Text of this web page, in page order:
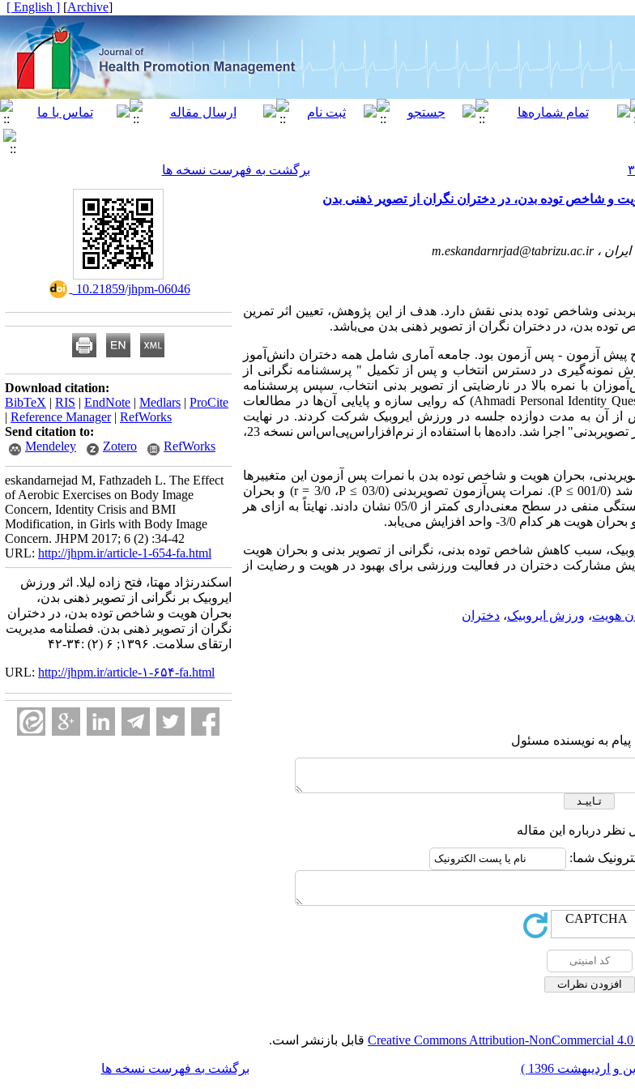
[
Archive
]
[ English ]
برگشت به فهرست نسخه ها
و شاخص توده بدن، در دختران نگران از تصویر ذهنی بدن
،m.eskandarnrjad@tabrizu.ac.ir
وشاخص توده بدنی نقش دارد. هدف از این پژوهش، تعیین اثر تمرین
توده بدن، در دختران نگران از تصویر ذهنی بدن می‌باشد.
آزمون - پس آزمون بود. جامعه آماری شامل همه دختران دانش‌آموز
در سال 1394 بودند، که به روش نمونه‌گیری در دسترس انتخاب و پس از تکمیل " پرسشنامه نگرانی از
با نمره بالا در نارضایتی از تصویر بدنی انتخاب، سپس پرسشنامه
Ahmadi Personal Identity) که روایی سازه و پایایی آن‌ها در مطالعات
از آن به مدت دوازده جلسه در ورزش ایروبیک شرکت کردند. در نهایت
پس‌آزمون "هویت شخصی احمدی" و "پرسشنامه نگرانی از تصویربدنی" اجرا شد. داده‌ها با استفاده از نرم‌افزاراس‌پی‌اس‌اس نسخه 23،
بحران هویت و شاخص توده بدن با نمرات پس آزمون این متغییرها
0 ≥
P). نمرات پس‌آزمون تصویربدنی (03/0 ≥ P، 3/0 = r) و بحران
) با تغییرات شاخص توده بدن همبستگی منفی در سطح معنی‌داری کمتر از 05/0 نشان دادند. نهایتاً به ازای هر
3/0- واحد افزایش می‌یابد.
سبب کاهش شاخص توده بدنی، نگرانی از تصویر بدنی و بحران هویت
مشارکت دختران در فعالیت ورزشی برای بهبود در هویت و رضایت از
هویت، ورزش ایروبیک، دختران
پیام به نویسنده مسئول
نظر درباره این مقاله
شما:
‎ 10.21859/jhpm-06046
Download citation:
BibTeX | RIS | EndNote | Medlars | ProCite
| Reference Manager| RefWorks
Send citation to:
Mendeley
Zotero RefWorks
eskandarnejad M, Fathzadeh L. The Effect
of Aerobic Exercises on Body Image
Concern, Identity Crisis and BMI
Modification, in Girls with Body Image
Concern. JHPM 2017; 6 (2) :34-42
URL: http://jhpm.ir/article-1-654-fa.html
اسکندرنژاد مهتا، فتح زاده لیلا. اثر ورزش
ایروبیک بر نگرانی از تصویر ذهنی بدن،
بحران هویت و شاخص توده بدن، در دختران
نگران از تصویر ذهنی بدن. فصلنامه مدیریت
ارتقای سلامت. ۱۳۹۶; ۶ (۲) :۳۴-۴۲
URL: http://jhpm.ir/article-۱-۶۵۴-fa.html
Creative Commons Attribution-NonCommercial قابل بازنشر است.
برگشت به فهرست نسخه ها